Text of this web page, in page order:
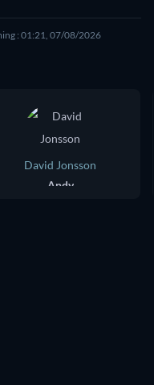
: 01:21, 07/08/2026
David Jonsson
Andy